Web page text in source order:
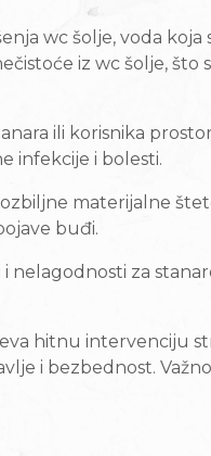
wc šolje, voda
iz wc šolje,
ili korisnika
infekcije i bolesti.
materijalne
buđi.
nelagodnosti za
hitnu intervenciju
i bezbednost.